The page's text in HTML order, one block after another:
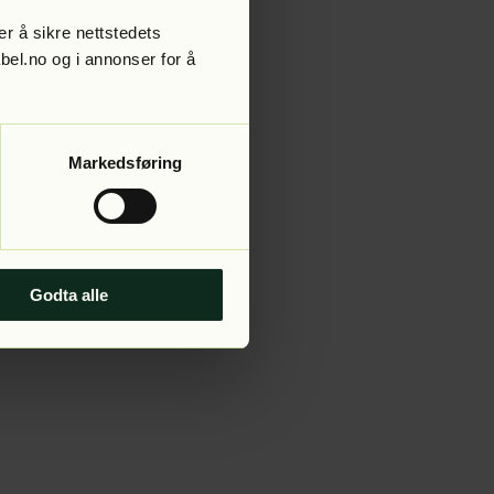
å sikre nettstedets
og i annonser for å
Markedsføring
Godta alle